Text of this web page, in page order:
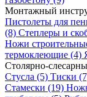
Монтажный
Пистолеты для
(8) Степлеры и
Ножи
термоклеющие (4)
Столярно-
Стусла (5) Тиски
Стамески (19)